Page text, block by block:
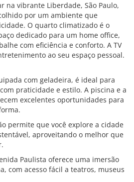
na vibrante Liberdade, São Paulo,
por um ambiente que
O quarto climatizado é o
dedicado para um home office,
com eficiência e conforto. A TV
ao seu espaço pessoal.
com geladeira, é ideal para
praticidade e estilo. A piscina e a
excelentes oportunidades para
permite que você explore a cidade
aproveitando o melhor que
Paulista oferece uma imersão
com acesso fácil a teatros, museus